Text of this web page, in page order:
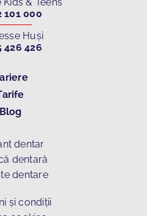
101 000
Huși
426 426
Blog
dentar
dentară
dentare
și condiții